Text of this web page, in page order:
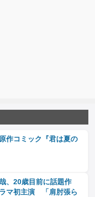
作コミック『君は夏の
、20歳目前に話題作
ラマ初主演 「肩肘張ら